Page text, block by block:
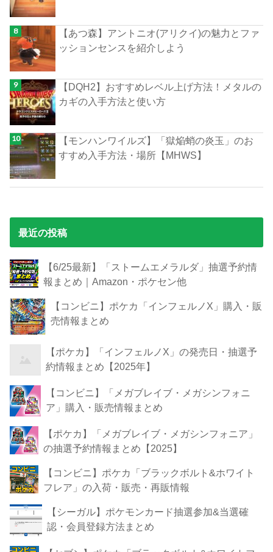
【あつ森】アントニオ(アリクイ)の魅力とファ
ッションセンスを紹介しよう
【DQH2】おすすめレベル上げ方法！メタルの
カギの入手方法と使い方
【モンハンワイルズ】「獄焔蛸の炎玉」のお
すすめ入手方法・場所【MHWS】
最近の投稿
【6/25最新】「ストームエメラルダ」抽選予約情
報まとめ｜Amazon・ポケセン他
【コンビニ】ポケカ「インフェルノX」購入・販
売情報まとめ
【ポケカ】「インフェルノX」の発売日・抽選予
約情報まとめ【2025年】
【コンビニ】「メガブレイブ・メガシンフォニ
ア」購入・販売情報まとめ
【ポケカ】「メガブレイブ・メガシンフォニア」
の抽選予約情報まとめ【2025】
【コンビニ】ポケカ「ブラックボルト&ホワイト
フレア」の入荷・販売・再販情報
【シーガル】ポケモンカード抽選参加&当選確
認・会員登録方法まとめ